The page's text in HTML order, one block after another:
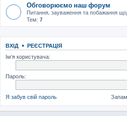
Обговорюємо наш форум
Питання, зауваження та побажання
Тем: 7
ВХІД • РЕЄСТРАЦІЯ
Ім'я користувача:
Пароль:
Я забув свій пароль